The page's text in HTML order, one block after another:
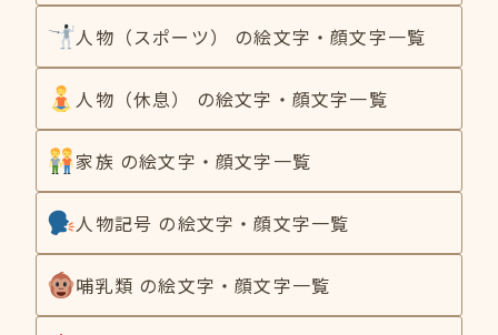
人物（スポーツ） の絵文字・顔文字一覧
人物（休息） の絵文字・顔文字一覧
家族 の絵文字・顔文字一覧
人物記号 の絵文字・顔文字一覧
哺乳類 の絵文字・顔文字一覧